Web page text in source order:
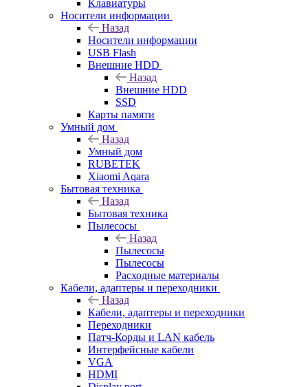
Клавиатуры
Носители информации
Назад
Носители информации
USB Flash
Внешние HDD
Назад
Внешние HDD
SSD
Карты памяти
Умный дом
Назад
Умный дом
RUBETEK
Xiaomi Aqara
Бытовая техника
Назад
Бытовая техника
Пылесосы
Назад
Пылесосы
Пылесосы
Расходные материалы
Кабели, адаптеры и переходники
Назад
Кабели, адаптеры и переходники
Переходники
Патч-Корды и LAN кабель
Интерфейсные кабели
VGA
HDMI